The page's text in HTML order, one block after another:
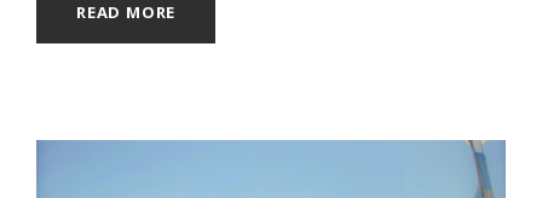
READ MORE